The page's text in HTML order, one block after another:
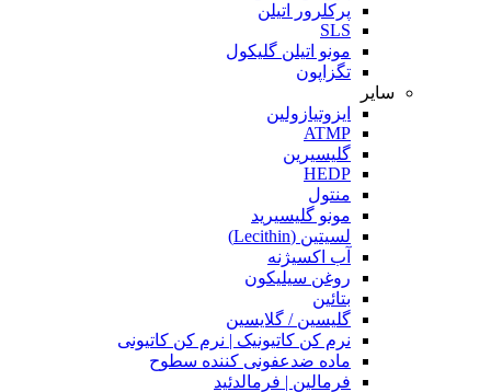
پرکلرور اتیلن
SLS
مونو اتیلن گلیکول
تگزاپون
سایر
ایزوتیازولین
ATMP
گلیسیرین
HEDP
منتول
مونو گلیسیرید
لسیتین (Lecithin)
آب اکسیژنه
روغن سیلیکون
بتائین
گلیسین / گلایسین
نرم کن کاتیونیک | نرم کن کاتیونی
ماده ضدعفونی کننده سطوح
فرمالین | فرمالدئید